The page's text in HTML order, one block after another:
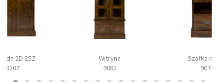
2D 2SZ
9207
Witryna
9082
Szafka
9071